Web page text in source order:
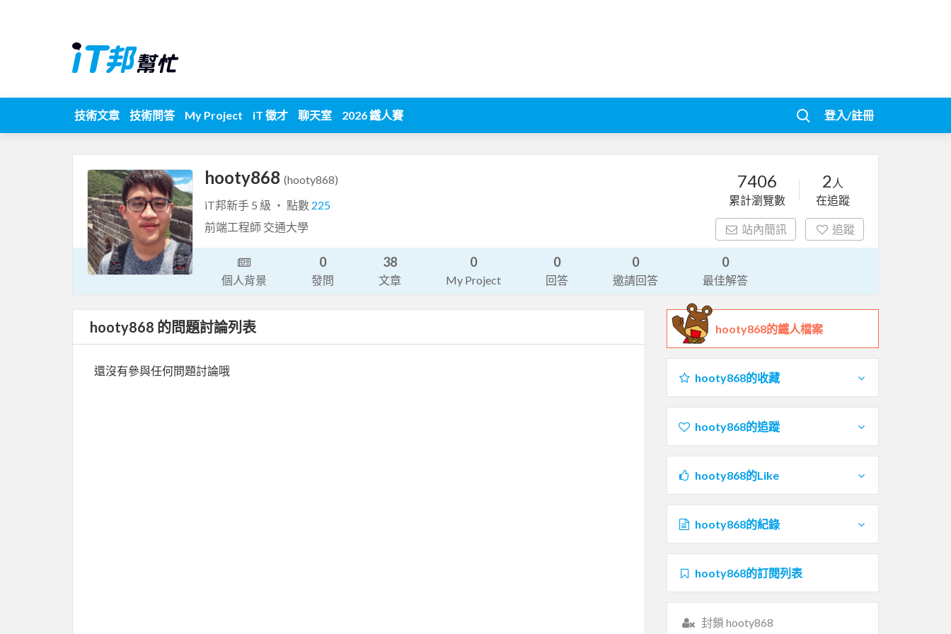
技術文章 技術問答 My Project iT 徵才 聊天室 2026 鐵人賽 登入/註冊
hooty868 (hooty868)
iT邦新手 5 級 ‧ 點數 225
前端工程師 交通大學
7406
累計瀏覽數
2 人
在追蹤
站內簡訊 追蹤
個人背景
0
發問
38
文章
0
My Project
0
回答
0
邀請回答
0
最佳解答
hooty868 的問題討論列表
還沒有參與任何問題討論哦
hooty868的鐵人檔案
hooty868的收藏
hooty868的追蹤
hooty868的Like
hooty868的紀錄
hooty868的訂閱列表
封鎖 hooty868